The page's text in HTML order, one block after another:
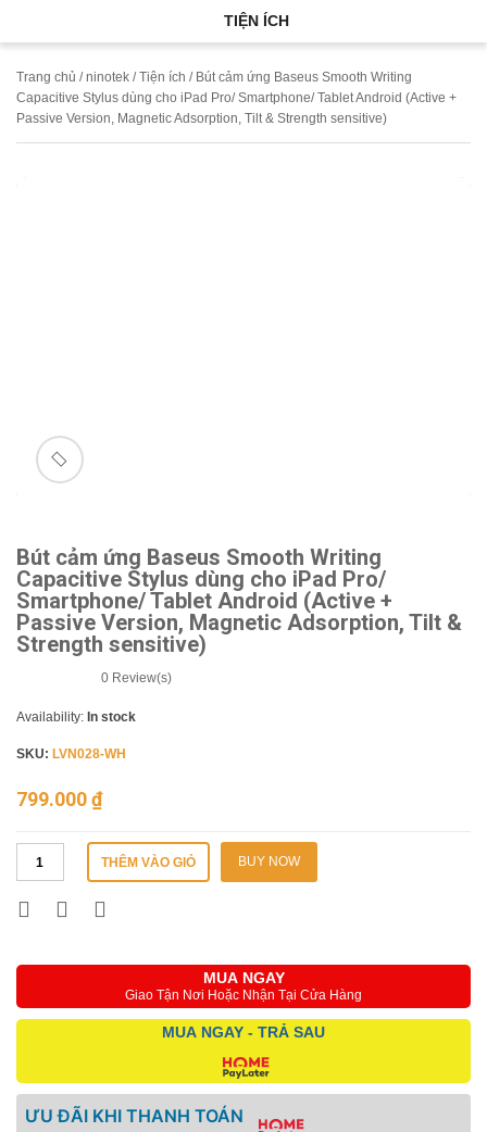
TIỆN ÍCH
Trang chủ /ninotek /Tiện ích / Bút cảm ứng Baseus Smooth Writing
Capacitive Stylus dùng cho iPad Pro/ Smartphone/ Tablet Android (Active +
Passive Version, Magnetic Adsorption, Tilt & Strength sensitive)
🔍
Bút cảm ứng Baseus Smooth Writing
Capacitive Stylus dùng cho iPad Pro/
Smartphone/ Tablet Android (Active +
Passive Version, Magnetic Adsorption, Tilt &
Strength sensitive)
0 Review(s)
Availability: In stock
SKU: LVN028-WH
799.000₫
THÊM VÀO GIỎ BUY NOW
MUA NGAY
Giao Tận Nơi Hoặc Nhận Tại Cửa Hàng
MUA NGAY - TRẢ SAU
ƯU ĐÃI KHI THANH TOÁN